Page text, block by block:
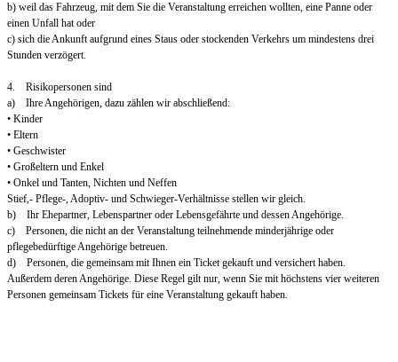
b) weil das Fahrzeug, mit dem Sie die Veranstaltung erreichen wollten, eine Panne oder
einen Unfall hat oder
c) sich die Ankunft aufgrund eines Staus oder stockenden Verkehrs um mindestens drei
Stunden verzögert.
4. Risikopersonen sind
a) Ihre Angehörigen, dazu zählen wir abschließend:
• Kinder
• Eltern
• Geschwister
• Großeltern und Enkel
• Onkel und Tanten, Nichten und Neffen
Stief,- Pflege-, Adoptiv- und Schwieger-Verhältnisse stellen wir gleich.
b) Ihr Ehepartner, Lebenspartner oder Lebensgefährte und dessen Angehörige.
c) Personen, die nicht an der Veranstaltung teilnehmende minderjährige oder
pflegebedürftige Angehörige betreuen.
d) Personen, die gemeinsam mit Ihnen ein Ticket gekauft und versichert haben.
Außerdem deren Angehörige. Diese Regel gilt nur, wenn Sie mit höchstens vier weiteren
Personen gemeinsam Tickets für eine Veranstaltung gekauft haben.